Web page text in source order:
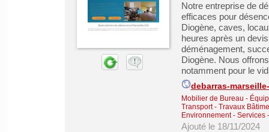
Notre entreprise de
efficaces pour
Diogène, caves,
heures après un
déménagement,
Diogène. Nous
notamment pour le
debarras-
Mobilier de Bureau -
Transport- Travaux
Environnement- Services
Ajouté le 18/11/2024